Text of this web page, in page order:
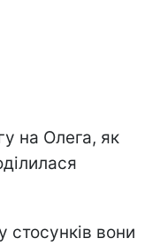
на Олега, як
вони